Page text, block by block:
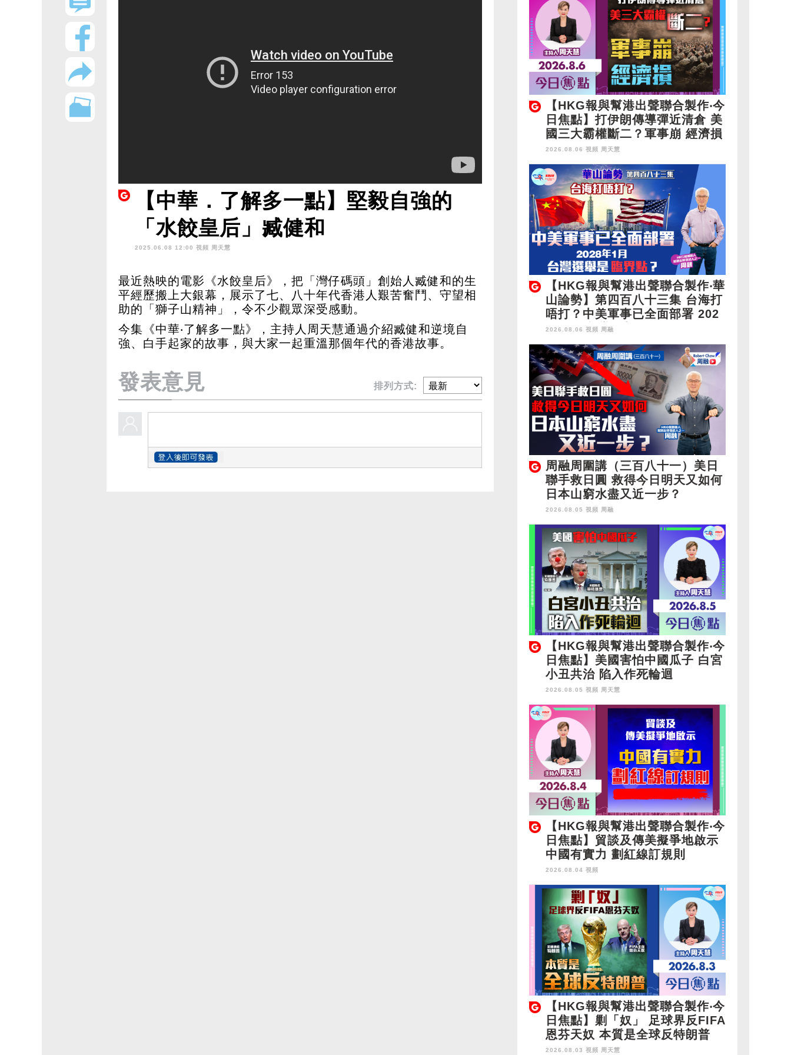
【中華．了解多一點】堅毅自強的
「水餃皇后」臧健和
2025.06.08 12:00 視頻 周天慧
最近熱映的電影《水餃皇后》，把「灣仔碼頭」創始人臧健和的生
平經歷搬上大銀幕，展示了七、八十年代香港人艱苦奮鬥、守望相
助的「獅子山精神」，令不少觀眾深受感動。
今集《中華‧了解多一點》，主持人周天慧通過介紹臧健和逆境自
強、白手起家的故事，與大家一起重溫那個年代的香港故事。
發表意見 排列方式:
【HKG報與幫港出聲聯合製作‧今
日焦點】打伊朗傳導彈近清倉 美
國三大霸權斷二？軍事崩 經濟損
2026.08.06 視頻 周天慧
【HKG報與幫港出聲聯合製作‧華
山論勢】第四百八十三集 台海打
唔打？中美軍事已全面部署 202
8年1月台灣選舉是臨界點？
2026.08.06 視頻 周融
周融周圍講（三百八十一）美日
聯手救日圓 救得今日明天又如何
日本山窮水盡又近一步？
2026.08.05 視頻 周融
【HKG報與幫港出聲聯合製作‧今
日焦點】美國害怕中國瓜子 白宮
小丑共治 陷入作死輪迴
2026.08.05 視頻 周天慧
【HKG報與幫港出聲聯合製作‧今
日焦點】貿談及傳美擬爭地啟示
中國有實力 劃紅線訂規則
2026.08.04 視頻
【HKG報與幫港出聲聯合製作‧今
日焦點】剿「奴」 足球界反FIFA
恩芬天奴 本質是全球反特朗普
2026.08.03 視頻 周天慧